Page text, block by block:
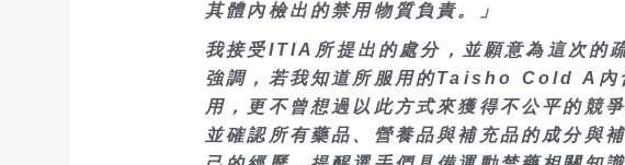
其體內檢出的禁用物質負責。」
我接受ITIA所提出的處分，並願意為這次的
強調，若我知道所服用的Taisho Cold A內
用，更不曾想過以此方式來獲得不公平的競
並確認所有藥品、營養品與補充品的成分與